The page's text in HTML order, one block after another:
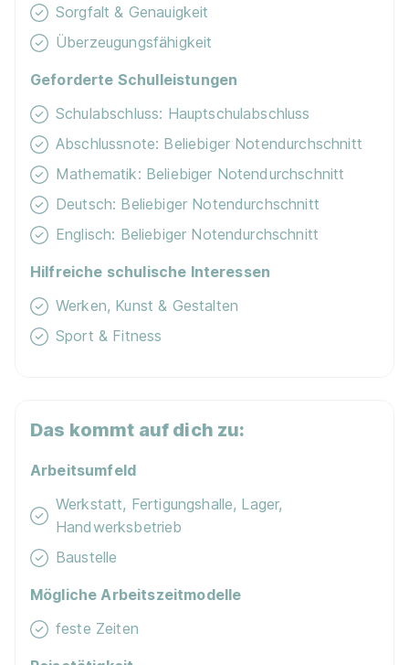
Sorgfalt & Genauigkeit
Überzeugungsfähigkeit
Geforderte Schulleistungen
Schulabschluss: Hauptschulabschluss
Abschlussnote: Beliebiger Notendurchschnitt
Mathematik: Beliebiger Notendurchschnitt
Deutsch: Beliebiger Notendurchschnitt
Englisch: Beliebiger Notendurchschnitt
Hilfreiche schulische Interessen
Werken, Kunst & Gestalten
Sport & Fitness
Das kommt auf dich zu:
Arbeitsumfeld
Werkstatt, Fertigungshalle, Lager,
Handwerksbetrieb
Baustelle
Mögliche Arbeitszeitmodelle
feste Zeiten